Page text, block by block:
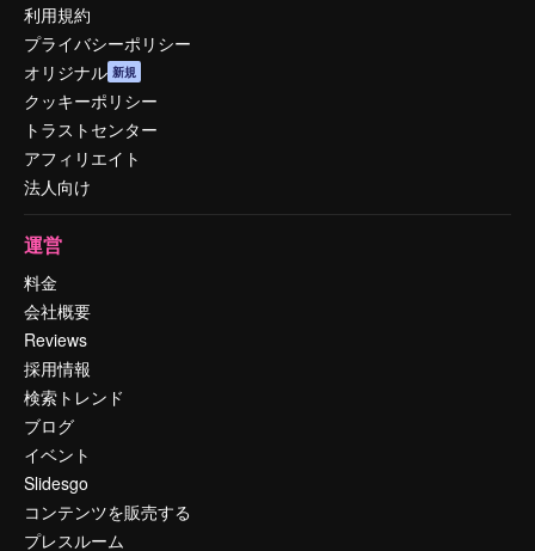
利用規約
プライバシーポリシー
オリジナル 新規
クッキーポリシー
トラストセンター
アフィリエイト
法人向け
運営
料金
会社概要
Reviews
採用情報
検索トレンド
ブログ
イベント
Slidesgo
コンテンツを販売する
プレスルーム